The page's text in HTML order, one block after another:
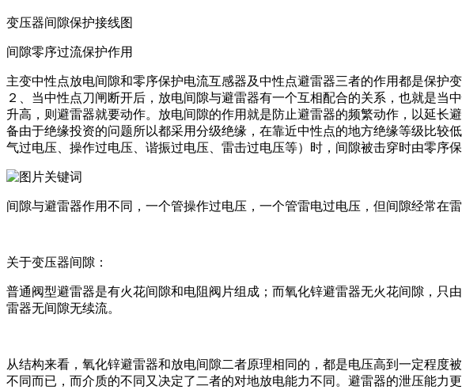
变压器间隙保护接线图
间隙零序过流保护作用
主变中性点放电间隙和零序保护电流互感器及中性点避雷器三者的作用都是保护
２、当中性点刀闸断开后，放电间隙与避雷器有一个互相配合的关系，也就是
升高，则避雷器就要动作。放电间隙的作用就是防止避雷器的频繁动作，以延
备由于绝缘投资的问题所以都采用分级绝缘，在靠近中性点的地方绝缘等级比较
气过电压、操作过电压、谐振过电压、雷击过电压等）时，间隙被击穿时由零序
间隙与避雷器作用不同，一个管操作过电压，一个管雷电过电压，但间隙经常在
关于变压器间隙：
普通阀型避雷器是有火花间隙和电阻阀片组成；而氧化锌避雷器无火花间隙，只
雷器无间隙无续流。
从结构来看，氧化锌避雷器和放电间隙二者原理相同的，都是电压高到一定程
不同而已，而介质的不同又决定了二者的对地放电能力不同。避雷器的泄压能力